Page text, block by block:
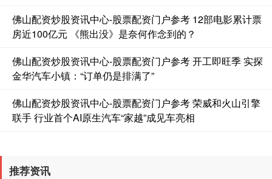
佛山配资炒股资讯中心-股票配资门户参考 12部电影累计票
房近100亿元 《熊出没》是奈何作念到的？
佛山配资炒股资讯中心-股票配资门户参考 开工即旺季 实探
金华汽车小镇：“订单仍是排满了”
佛山配资炒股资讯中心-股票配资门户参考 荣威和火山引擎
联手 行业首个AI原生汽车“家越”成见车亮相
推荐资讯